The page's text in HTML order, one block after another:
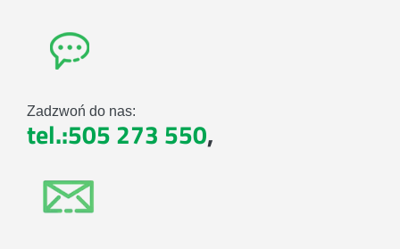
Zadzwoń do nas:
tel.:505 273 550,